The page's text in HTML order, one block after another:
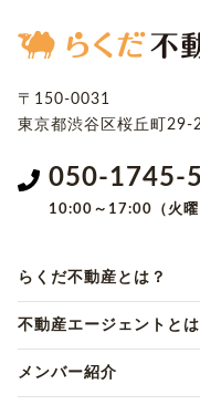
〒150-0031
東京都渋谷区桜丘町29-
050-1745-
10:00～17:00（火曜
らくだ不動産とは？
不動産エージェントとは
メンバー紹介